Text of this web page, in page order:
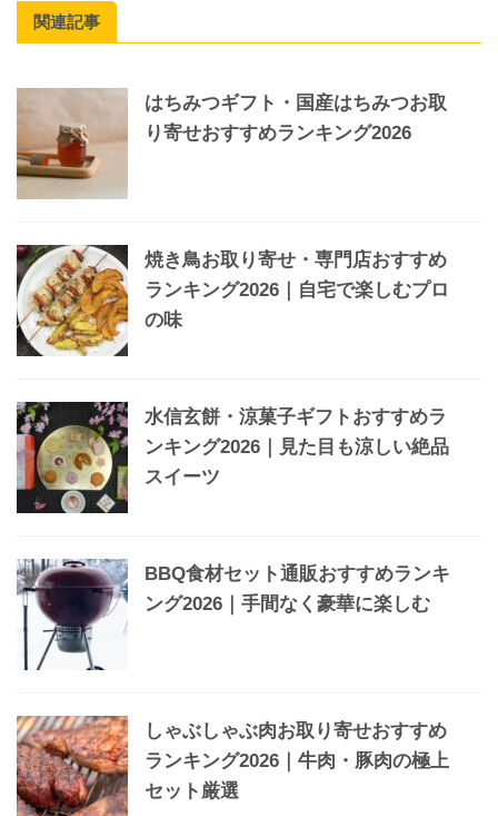
関連記事
はちみつギフト・国産はちみつお取
り寄せおすすめランキング2026
焼き鳥お取り寄せ・専門店おすすめ
ランキング2026｜自宅で楽しむプロ
の味
水信玄餅・涼菓子ギフトおすすめラ
ンキング2026｜見た目も涼しい絶品
スイーツ
BBQ食材セット通販おすすめランキ
ング2026｜手間なく豪華に楽しむ
しゃぶしゃぶ肉お取り寄せおすすめ
ランキング2026｜牛肉・豚肉の極上
セット厳選